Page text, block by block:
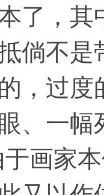
了，
倘不
，过
、一幅
于画家